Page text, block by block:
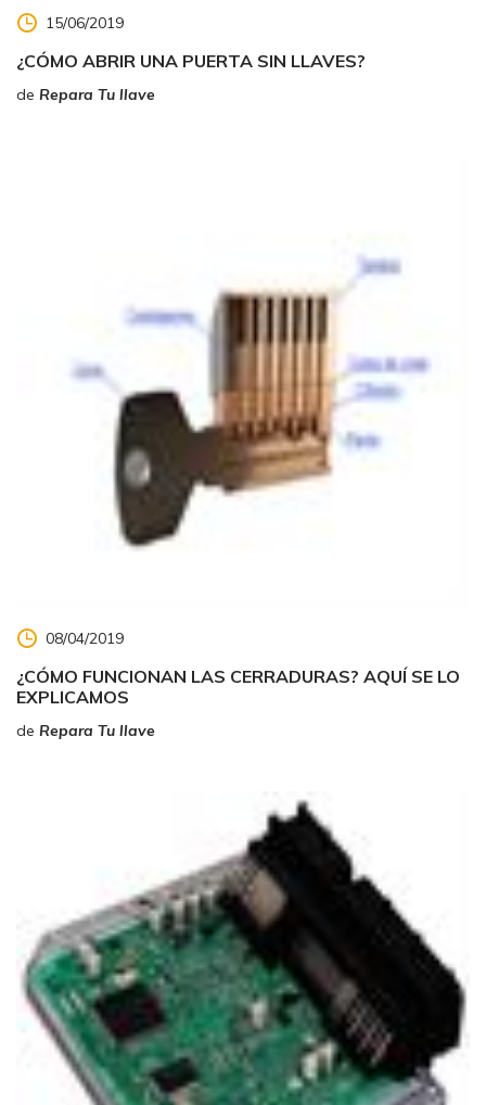
15/06/2019
¿CÓMO ABRIR UNA PUERTA SIN LLAVES?
de Repara Tu llave
08/04/2019
¿CÓMO FUNCIONAN LAS CERRADURAS? AQUÍ SE LO
EXPLICAMOS
de Repara Tu llave